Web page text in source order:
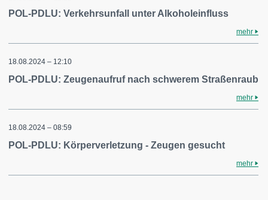
POL-PDLU: Verkehrsunfall unter Alkoholeinfluss
mehr
18.08.2024 – 12:10
POL-PDLU: Zeugenaufruf nach schwerem Straßenraub
mehr
18.08.2024 – 08:59
POL-PDLU: Körperverletzung - Zeugen gesucht
mehr